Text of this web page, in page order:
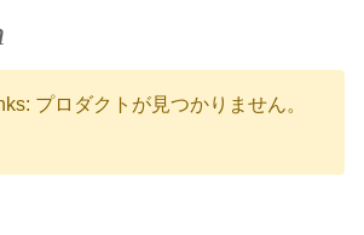
プロダクトが見つかりません。